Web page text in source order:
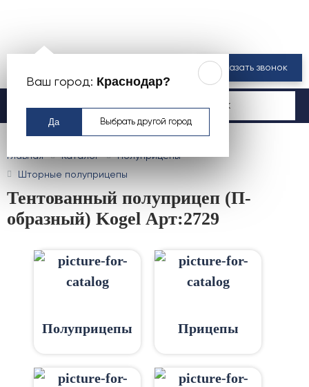
Ваш город: Краснодар?
Да Выбрать другой город
Заказать звонок
Москва
Главная Каталог
Полуприцепы
Шторные полуприцепы
Тентованный полуприцеп (П-
образный) Kogel Арт:2729
Полуприцепы Прицепы